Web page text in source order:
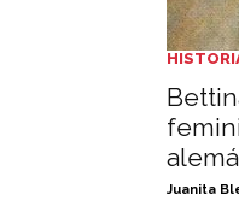
Juanita